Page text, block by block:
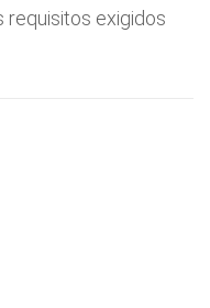
requisitos exigidos